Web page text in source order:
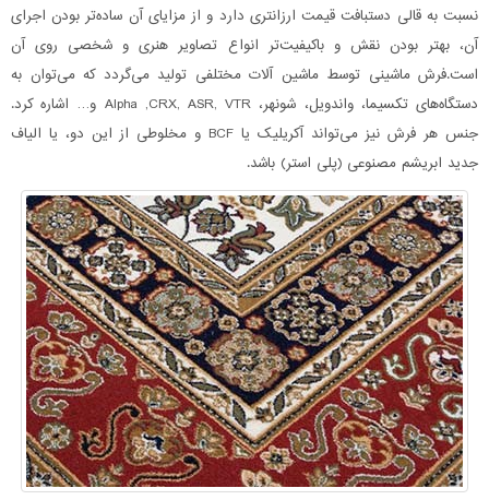
نسبت به قالی دستبافت قیمت ارزانتری دارد و از مزایای آن ساده‌تر بودن اجرای
آن، بهتر بودن نقش و باکیفیت‌تر انواع تصاویر هنری و شخصی روی آن
است.فرش ماشینی توسط ماشین آلات مختلفی تولید می‌گردد که می‌توان به
دستگاه‌های تکسیما، واندویل، شونهر، Alpha ,CRX, ASR, VTR و… اشاره کرد.
جنس هر فرش نیز می‌تواند آکریلیک یا BCF و مخلوطی از این دو، یا الیاف
جدید ابریشم مصنوعی (پلی استر) باشد.